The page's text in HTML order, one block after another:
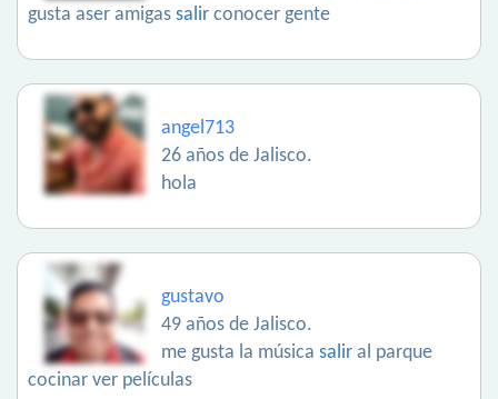
gusta aser amigas salir conocer gente
angel713
26 años de Jalisco.
hola
gustavo
49 años de Jalisco.
me gusta la música salir al parque
cocinar ver películas